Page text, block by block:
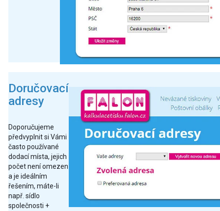
Doručovací
adresy
Doporučujeme
předvyplnit si Vámi
často používané
dodací místa, jejich
počet není omezen
a je ideálním
řešením, máte-li
např. sídlo
společnosti +